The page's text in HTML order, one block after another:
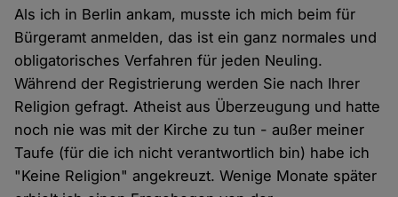
Als ich in Berlin ankam, musste ich mich beim für
Bürgeramt anmelden, das ist ein ganz normales und
obligatorisches Verfahren für jeden Neuling.
Während der Registrierung werden Sie nach Ihrer
Religion gefragt. Atheist aus Überzeugung und hatte
noch nie was mit der Kirche zu tun - außer meiner
Taufe (für die ich nicht verantwortlich bin) habe ich
"Keine Religion" angekreuzt. Wenige Monate später